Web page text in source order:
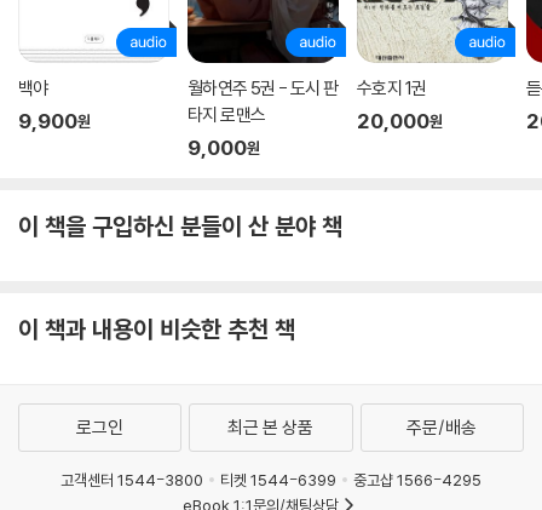
백야
9,900원
월하연주 5권 - 도시 판
타지 로맨스
9,000원
수호지 1권
20,000원
이 책을 구입하신 분들이 산 분야 책
이 책과 내용이 비슷한 추천 책
로그인 최근 본 상품 주문/배송
고객센터 1544-3800 티켓 1544-6399
중고샵 1566-4295
eBook 1:1문의/채팅상담